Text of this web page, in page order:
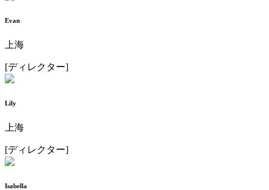
Evan
上海
[ディレクター]
Lily
上海
[ディレクター]
Isabella